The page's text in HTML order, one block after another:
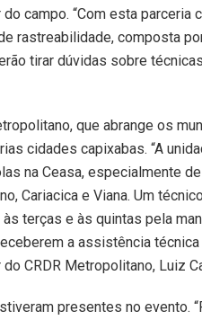
campo. “Com esta parceria
rastreabilidade, composta
tirar dúvidas sobre
que abrange os
cidades capixabas. “A
na Ceasa, especialmente
Cariacica e Viana. Um
terças e às quintas pela
a assistência
CRDR Metropolitano, Luiz
presentes no evento.